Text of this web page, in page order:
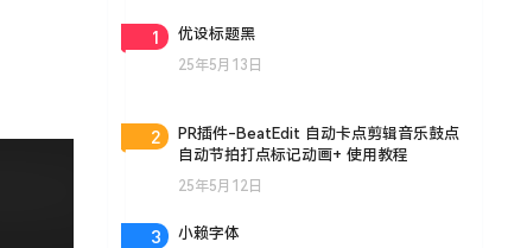
1 优设标题黑
25年5月13日
2
PR插件-BeatEdit 自动卡点剪辑音乐鼓点
自动节拍打点标记动画+ 使用教程
25年5月12日
3 小赖字体